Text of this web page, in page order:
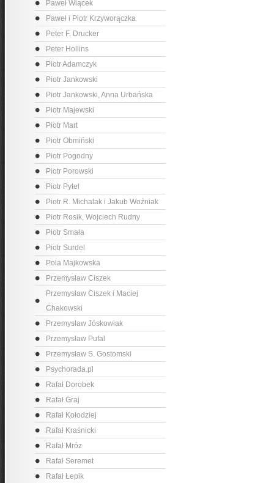
Paweł Wiącek
Paweł i Piotr Krzyworączka
Peter F. Drucker
Peter Hollins
Piotr Adamczyk
Piotr Jankowski
Piotr Jankowski, Anna Urbańska
Piotr Majewski
Piotr Mart
Piotr Obmiński
Piotr Pogodny
Piotr Porowski
Piotr Pytel
Piotr R. Michalak i Jakub Woźniak
Piotr Rosik, Wojciech Rudny
Piotr Smała
Piotr Surdel
Pola Majkowska
Przemysław Ciszek
Przemysław Ciszek i Maciej
Chakowski
Przemysław Jóskowiak
Przemysław Pufal
Przemysław S. Gostomski
Psychorada.pl
Rafał Dorobek
Rafał Graj
Rafał Kołodziej
Rafał Kraśnicki
Rafał Mróz
Rafał Seremet
Rafał Łepik